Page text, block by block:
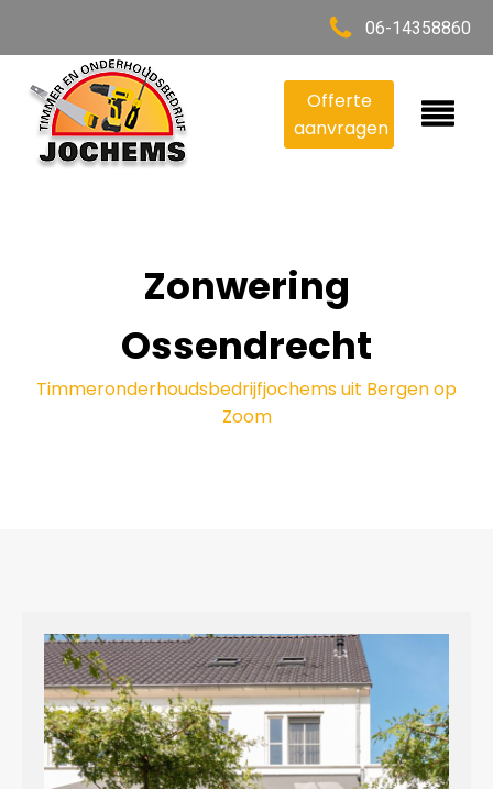
06-14358860
Offerte
aanvragen
Zonwering
Ossendrecht
Timmeronderhoudsbedrijfjochems uit Bergen op
Zoom